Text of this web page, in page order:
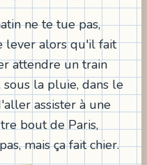
ne te tue pas,
lever alors qu'il fait
attendre un train
la pluie, dans le
assister à une
bout de Paris,
mais ça fait chier.